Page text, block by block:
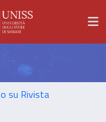
su Rivista